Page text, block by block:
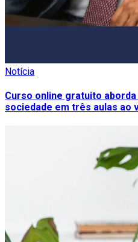
Notícia
Curso online gratuito
sociedade em três aulas ao